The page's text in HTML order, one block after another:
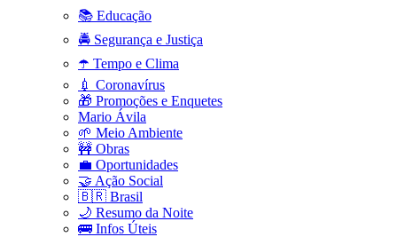
📚 Educação
🚔 Segurança e Justiça
☂️ Tempo e Clima
💉 Coronavírus
🎁 Promoções e Enquetes
Mario Ávila
🌱 Meio Ambiente
🚧 Obras
💼 Oportunidades
🤝 Ação Social
🇧🇷 Brasil
🌙 Resumo da Noite
🚌 Infos Úteis